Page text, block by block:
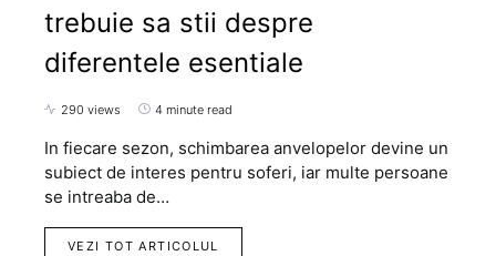
trebuie sa stii despre
diferentele esentiale
290 views 4 minute read
In fiecare sezon, schimbarea anvelopelor devine un
subiect de interes pentru soferi, iar multe persoane
se intreaba de…
VEZI TOT ARTICOLUL